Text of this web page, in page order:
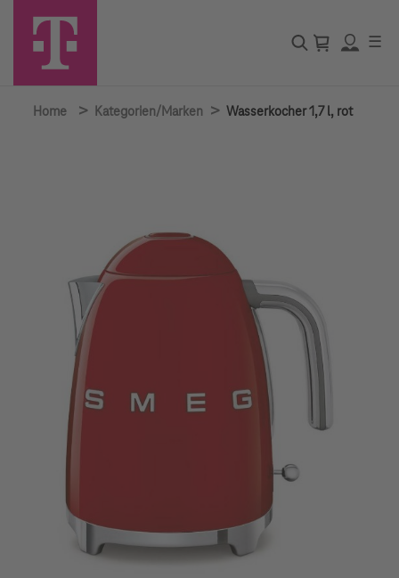
☰
Home > Kategorien/Marken > Wasserkocher 1,7 l, rot